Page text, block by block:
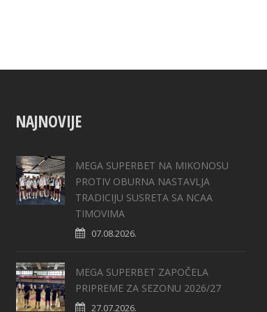
NAJNOVIJE
MEGA SUPERBET NA MIKONOSU
PROTIV OBURNA NASTAVLJA
TRADICIJU SUSRETA SA NCAA
TIMOVIMA
07.08.2026.
MEGA SUPERBET ZAPOČELA
PRIPREME ZA SEZONU 2026/27
27.07.2026.